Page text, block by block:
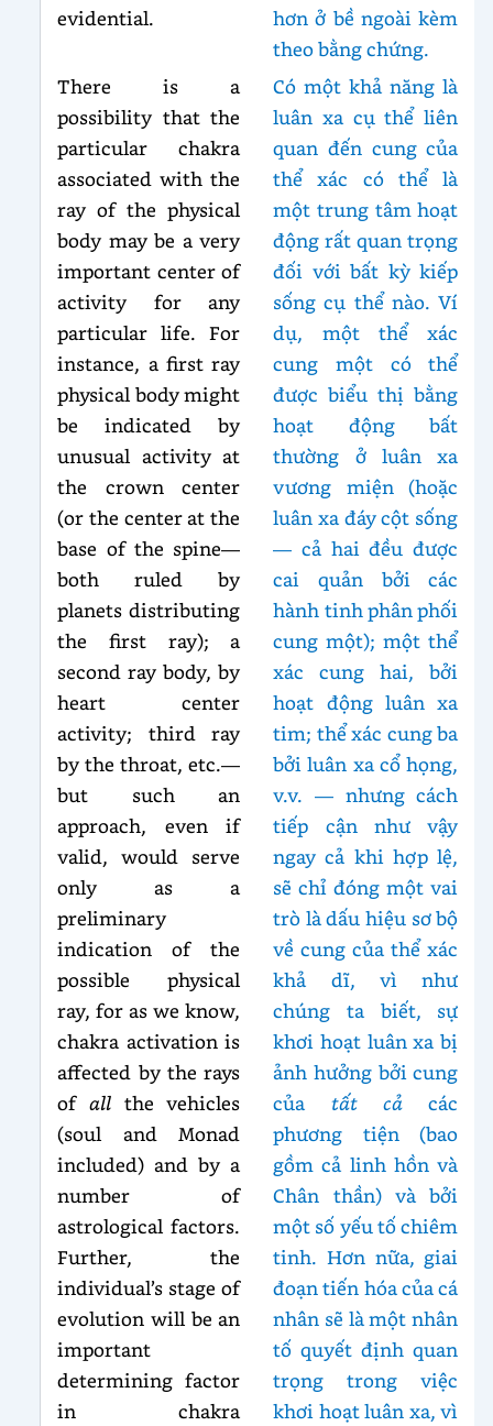
evidential.
hơn ở bề ngoài kèm
theo bằng chứng.
There is a
possibility that the
particular chakra
associated with the
ray of the physical
body may be a very
important center of
activity for any
particular life. For
instance, a first ray
physical body might
be indicated by
unusual activity at
the crown center
(or the center at the
base of the spine—
both ruled by
planets distributing
the first ray); a
second ray body, by
heart center
activity; third ray
by the throat, etc.—
but such an
approach, even if
valid, would serve
only as a
preliminary
indication of the
possible physical
ray, for as we know,
chakra activation is
affected by the rays
of all the vehicles
(soul and Monad
included) and by a
number of
astrological factors.
Further, the
individual’s stage of
evolution will be an
important
determining factor
in chakra
Có một khả năng là
luân xa cụ thể liên
quan đến cung của
thể xác có thể là
một trung tâm hoạt
động rất quan trọng
đối với bất kỳ kiếp
sống cụ thể nào. Ví
dụ, một thể xác
cung một có thể
được biểu thị bằng
hoạt động bất
thường ở luân xa
vương miện (hoặc
luân xa đáy cột sống
— cả hai đều được
cai quản bởi các
hành tinh phân phối
cung một); một thể
xác cung hai, bởi
hoạt động luân xa
tim; thể xác cung ba
bởi luân xa cổ họng,
v.v. — nhưng cách
tiếp cận như vậy
ngay cả khi hợp lệ,
sẽ chỉ đóng một vai
trò là dấu hiệu sơ bộ
về cung của thể xác
khả dĩ, vì như
chúng ta biết, sự
khơi hoạt luân xa bị
ảnh hưởng bởi cung
của tất cảcác
phương tiện (bao
gồm cả linh hồn và
Chân thần) và bởi
một số yếu tố chiêm
tinh. Hơn nữa, giai
đoạn tiến hóa của cá
nhân sẽ là một nhân
tố quyết định quan
trọng trong việc
khơi hoạt luân xa, vì